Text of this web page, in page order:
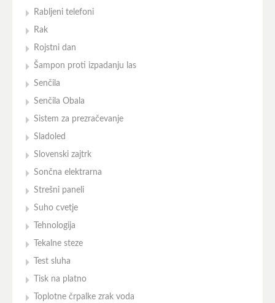
Rabljeni telefoni
Rak
Rojstni dan
Šampon proti izpadanju las
Senčila
Senčila Obala
Sistem za prezračevanje
Sladoled
Slovenski zajtrk
Sončna elektrarna
Strešni paneli
Suho cvetje
Tehnologija
Tekalne steze
Test sluha
Tisk na platno
Toplotne črpalke zrak voda